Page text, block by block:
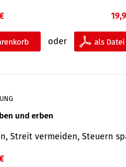
oder
und erben
Streit vermeiden, Steuern